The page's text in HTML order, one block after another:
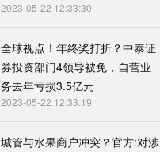
2023-05-22 12:33:30
全球视点！年终奖打折？中泰证
券投资部门4领导被免，自营业
务去年亏损3.5亿元
2023-05-22 12:33:19
城管与水果商户冲突？官方:对涉